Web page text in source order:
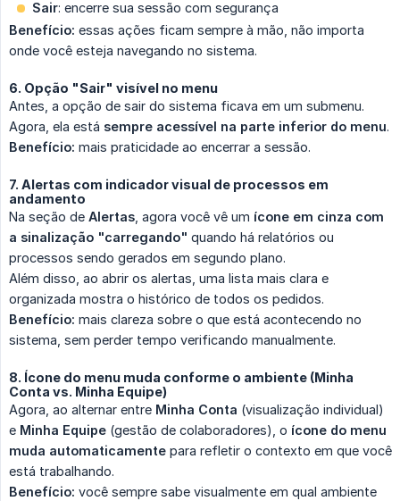
Sair: encerre sua sessão com segurança
Benefício: essas ações ficam sempre à mão, não importa
onde você esteja navegando no sistema.
6. Opção "Sair" visível no menu
Antes, a opção de sair do sistema ficava em um submenu.
Agora, ela está sempre acessível na parte inferior do menu.
Benefício: mais praticidade ao encerrar a sessão.
7. Alertas com indicador visual de processos em
andamento
Na seção de Alertas , agora você vê um ícone em cinza com
a sinalização "carregando" quando há relatórios ou
processos sendo gerados em segundo plano.
Além disso, ao abrir os alertas, uma lista mais clara e
organizada mostra o histórico de todos os pedidos.
Benefício: mais clareza sobre o que está acontecendo no
sistema, sem perder tempo verificando manualmente.
8. Ícone do menu muda conforme o ambiente (Minha
Conta vs. Minha Equipe)
Agora, ao alternar entre Minha Conta (visualização individual)
e Minha Equipe (gestão de colaboradores), o ícone do menu
muda automaticamente para refletir o contexto em que você
está trabalhando.
Benefício: você sempre sabe visualmente em qual ambiente